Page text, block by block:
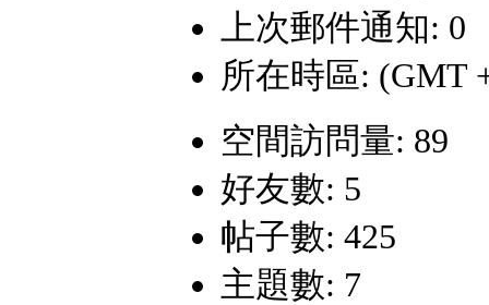
上次郵件通知: 0
所在時區: (GMT
空間訪問量: 89
好友數: 5
帖子數: 425
主題數: 7